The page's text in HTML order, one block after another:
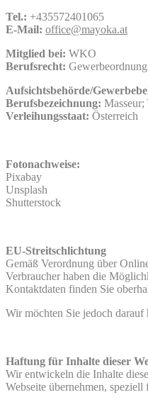
Tel.: +435572401065
E-Mail: office@mayoka.at
Mitglied bei: WKO
Berufsrecht:
Aufsichtsbehörde/
Berufsbezeichnung: Masseur;
Verleihungsstaat: Österreich
Fotonachweise:
Pixabay
Unsplash
Shutterstock
EU-Streitschlichtung
Gemäß Verordnung über
Verbraucher haben die
Kontaktdaten finden Sie
Wir möchten Sie jedoch
Haftung für Inhalte dieser
Wir entwickeln die Inhalte
Webseite übernehmen,